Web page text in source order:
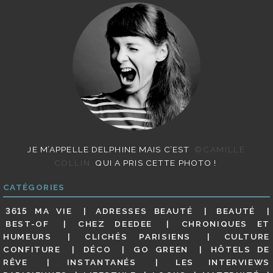
JE M’APPELLE DELPHINE MAIS C’EST
©CAMILLE
COLLIN
QUI A PRIS CETTE PHOTO !
CATÉGORIES
3615 MA VIE ADRESSES BEAUTÉ
BEAUTÉ
BEST-OF
CHEZ DEEDEE
CHRONIQUES ET
HUMEURS
CLICHÉS PARISIENS
CULTURE
CONFITURE
DÉCO GO GREEN
HÔTELS DE
RÊVE
INSTANTANÉS
LES INTERVIEWS